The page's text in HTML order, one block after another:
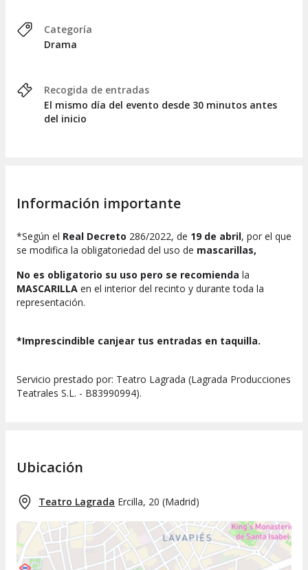
Categoría
Drama
Recogida de entradas
El mismo día del evento desde 30 minutos antes
del inicio
Información importante
*Según el Real Decreto 286/2022, de 19 de abril, por el que
se modifica la obligatoriedad del uso de mascarillas,
No es obligatorio su uso pero se recomienda la
MASCARILLA en el interior del recinto y durante toda la
representación.
*Imprescindible canjear tus entradas en taquilla.
Servicio prestado por: Teatro Lagrada (Lagrada Producciones
Teatrales S.L. - B83990994).
Ubicación
Teatro Lagrada Ercilla, 20 (Madrid)